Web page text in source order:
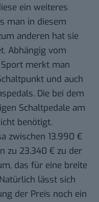
ein weiteres
man in diesem
anderen hat sie
Abhängig vom
merkt man
und auch
Die bei dem
Schaltpedale am
benötigt.
zwischen 13.990 €
zu 23.340 € zu der
das für eine breite
lässt sich
der Preis noch ein